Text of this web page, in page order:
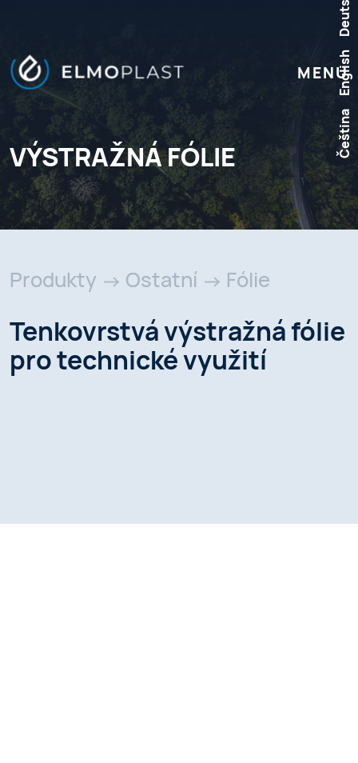
MENU
VÝSTRAŽNÁ FÓLIE Čeština
English
Deutsch
Produkty Ostatní Fólie
Tenkovrstvá výstražná fólie
pro technické využití